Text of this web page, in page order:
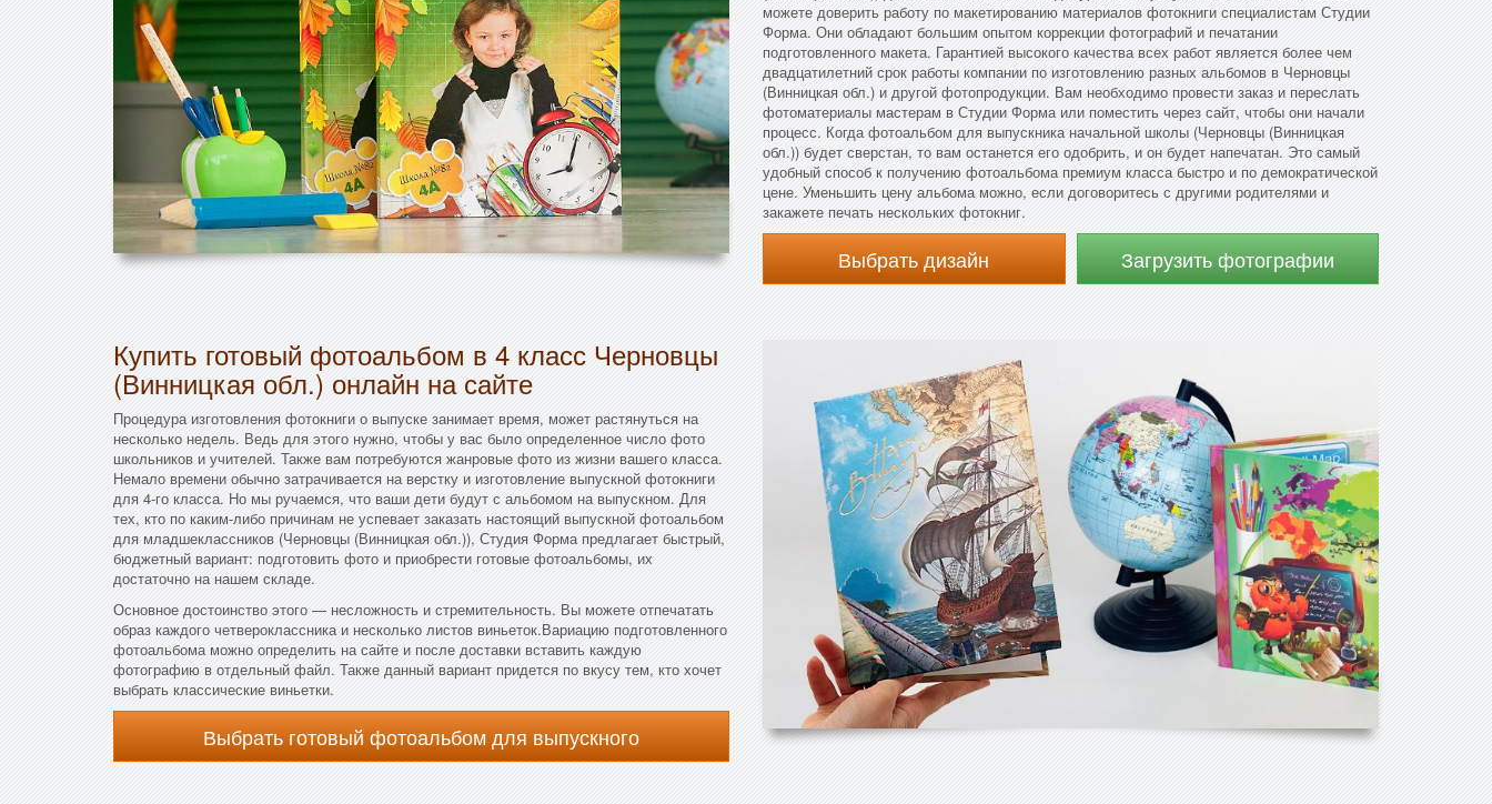
можете доверить работу по макетированию материалов фотокниги специалистам Студии
Форма. Они обладают большим опытом коррекции фотографий и печатании
подготовленного макета. Гарантией высокого качества всех работ является более чем
двадцатилетний срок работы компании по изготовлению разных альбомов в Черновцы
(Винницкая обл.) и другой фотопродукции. Вам необходимо провести заказ и переслать
фотоматериалы мастерам в Студии Форма или поместить через сайт, чтобы они начали
процесс. Когда фотоальбом для выпускника начальной школы (Черновцы (Винницкая
обл.)) будет сверстан, то вам останется его одобрить, и он будет напечатан. Это самый
удобный способ к получению фотоальбома премиум класса быстро и по демократической
цене. Уменьшить цену альбома можно, если договоритесь с другими родителями и
закажете печать нескольких фотокниг.
Выбрать дизайн Загрузить фотографии
Купить готовый фотоальбом в 4 класс Черновцы
(Винницкая обл.) онлайн на сайте
Процедура изготовления фотокниги о выпуске занимает время, может растянуться на
несколько недель. Ведь для этого нужно, чтобы у вас было определенное число фото
школьников и учителей. Также вам потребуются жанровые фото из жизни вашего класса.
Немало времени обычно затрачивается на верстку и изготовление выпускной фотокниги
для 4-го класса. Но мы ручаемся, что ваши дети будут с альбомом на выпускном. Для
тех, кто по каким-либо причинам не успевает заказать настоящий выпускной фотоальбом
для младшеклассников (Черновцы (Винницкая обл.)), Студия Форма предлагает быстрый,
бюджетный вариант: подготовить фото и приобрести готовые фотоальбомы, их
достаточно на нашем складе.
Основное достоинство этого — несложность и стремительность. Вы можете отпечатать
образ каждого четвероклассника и несколько листов виньеток.Вариацию подготовленного
фотоальбома можно определить на сайте и после доставки вставить каждую
фотографию в отдельный файл. Также данный вариант придется по вкусу тем, кто хочет
выбрать классические виньетки.
Выбрать готовый фотоальбом для выпускного